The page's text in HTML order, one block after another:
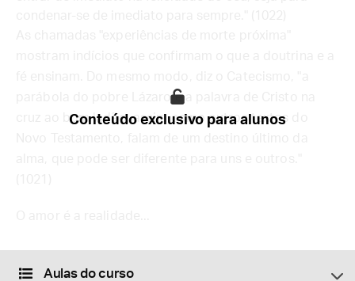
parábola do pobre Lázaro e a palavra de Cristo na
cruz ao bom ladão, assim como outros textos do
Conteúdo exclusivo para alunos
Aulas do curso